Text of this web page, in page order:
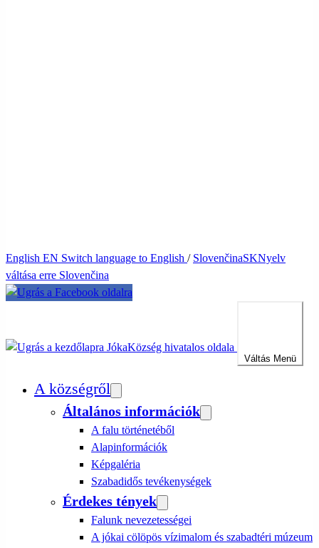
English EN Switch language to English / SlovenčinaSKNyelv
váltása erre Slovenčina
JókaKözség hivatalos oldala
Váltás Menü
A községről
Általános információk
A falu történetéből
Alapinformációk
Képgaléria
Szabadidős tevékenységek
Érdekes tények
Falunk nevezetességei
A jókai cölöpös vízimalom és szabadtéri múzeum